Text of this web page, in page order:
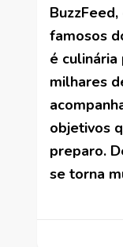
famosos
é
milhares
objetivos
preparo.
se torna